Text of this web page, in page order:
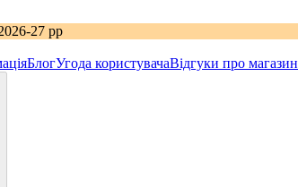
27 рр
БлогУгода користувачаВідгуки про магазин